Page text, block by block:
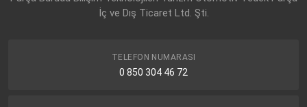
İç ve Dış Ticaret Ltd. Şti.
TELEFON NUMARASI
0 850 304 46 72